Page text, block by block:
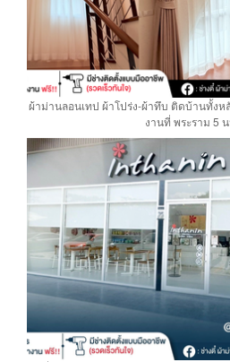
ผ้าม่านลอนเทป ผ้าโปร่ง-ผ้าทึบ ติดบ้านทั้งห
งานที่ พระราม 5